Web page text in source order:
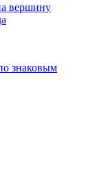
вершину